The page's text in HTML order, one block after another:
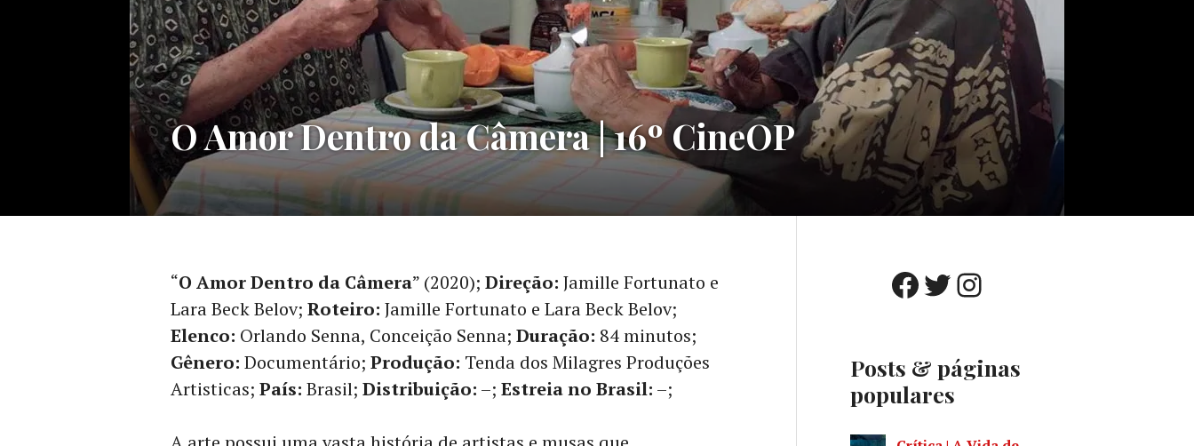
16º
CINE
OP,
CINEMA
CRÍTICA
CINEMATOGRÁFICA
O Amor Dentro da Câmera | 16º CineOP
“O Amor Dentro da Câmera” (2020); Direção: Jamille Fortunato e
Lara Beck Belov; Roteiro: Jamille Fortunato e Lara Beck Belov;
Elenco: Orlando Senna, Conceição Senna; Duração: 84 minutos;
Gênero: Documentário; Produção: Tenda dos Milagres Produções
Artisticas; País: Brasil; Distribuição: –; Estreia no Brasil: –;
Facebook Twitter Instagram
Posts & páginas
populares